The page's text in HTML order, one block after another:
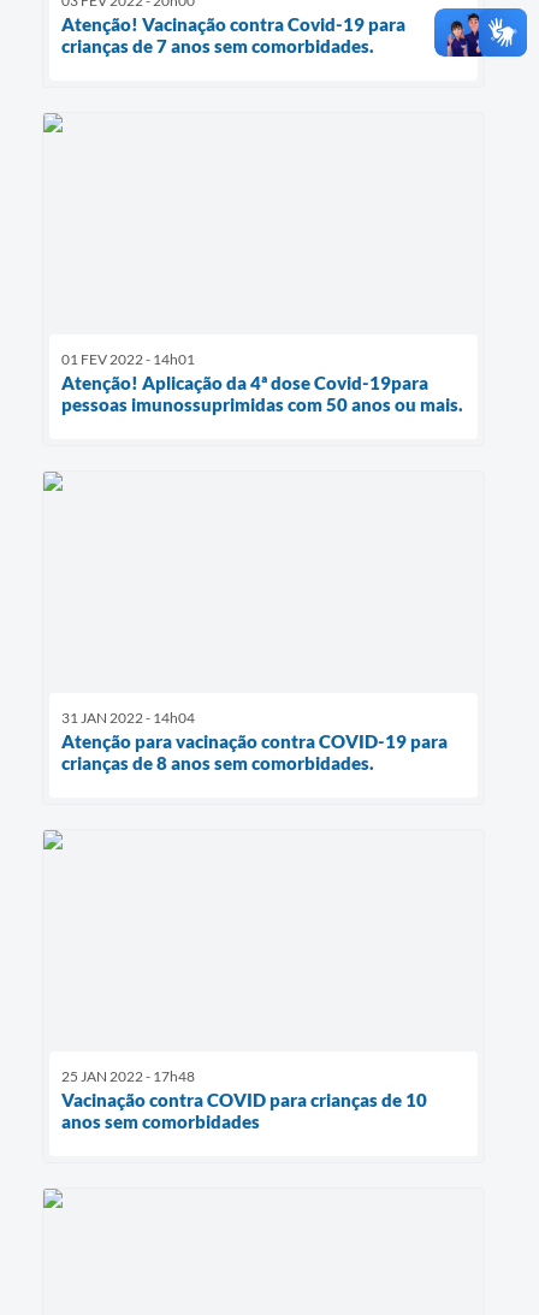
Atenção! Vacinação contra Covid-19 para
crianças de 7 anos sem comorbidades.
01 FEV 2022 - 14h01
Atenção! Aplicação da 4ª dose Covid-19para
pessoas imunossuprimidas com 50 anos ou mais.
31 JAN 2022 - 14h04
Atenção para vacinação contra COVID-19 para
crianças de 8 anos sem comorbidades.
25 JAN 2022 - 17h48
Vacinação contra COVID para crianças de 10
anos sem comorbidades